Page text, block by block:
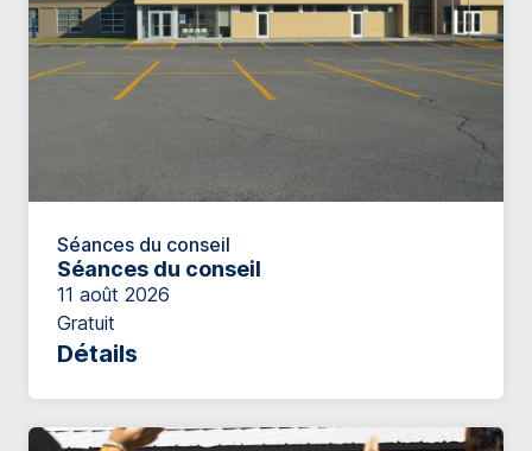
Séances du conseil
Séances du conseil
11 août 2026
Gratuit
Détails